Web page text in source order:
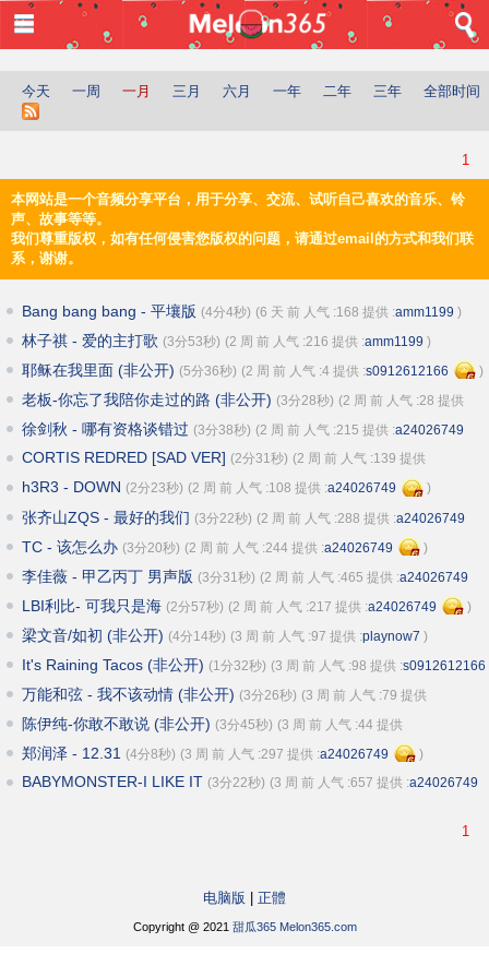
今天 一周 一月 三月 六月 一年 二年 三年 全部时间
1
本网站是一个音频分享平台，用于分享、交流、试听自己喜欢的音乐、铃
声、故事等等。
我们尊重版权，如有任何侵害您版权的问题，请通过email的方式和我们联
系，谢谢。
Bang bang bang - 平壤版 (4分4秒) (6 天 前 人气 :168 提供 :amm1199 )
林子祺 - 爱的主打歌 (3分53秒) (2 周 前 人气 :216 提供 :amm1199 )
耶稣在我里面 (非公开) (5分36秒) (2 周 前 人气 :4 提供 :s0912612166 )
老板-你忘了我陪你走过的路 (非公开) (3分28秒) (2 周 前 人气 :28 提供
s0912612166 )
徐剑秋 - 哪有资格谈错过 (3分38秒) (2 周 前 人气 :215 提供 :a24026749
)
CORTIS REDRED [SAD VER] (2分31秒) (2 周 前 人气 :139 提供
h3R3 - DOWN (2分23秒) (2 周 前 人气 :108 提供 :a24026749 )
张齐山ZQS - 最好的我们 (3分22秒) (2 周 前 人气 :288 提供 :a24026749
TC - 该怎么办 (3分20秒) (2 周 前 人气 :244 提供 :a24026749 )
李佳薇 - 甲乙丙丁 男声版 (3分31秒) (2 周 前 人气 :465 提供 :a24026749
LBI利比- 可我只是海 (2分57秒) (2 周 前 人气 :217 提供 :a24026749 )
梁文音/如初 (非公开) (4分14秒) (3 周 前 人气 :97 提供 :playnow7 )
It's Raining Tacos (非公开) (1分32秒) (3 周 前 人气 :98 提供 :s0912612166
)
万能和弦 - 我不该动情 (非公开) (3分26秒) (3 周 前 人气 :79 提供
s0912612166 )
陈伊纯-你敢不敢说 (非公开) (3分45秒) (3 周 前 人气 :44 提供
s0912612166
郑润泽 - 12.31 (4分8秒) (3 周 前 人气 :297 提供 :a24026749 )
BABYMONSTER-I LIKE IT (3分22秒) (3 周 前 人气 :657 提供 :a24026749
1
电脑版 | 正體
Copyright @ 2021 甜瓜365 Melon365.com
最多收听
最多收藏
最多评论
推荐
新闻时事
评论
文化
生活
休闲
其他
上传
电脑版
正體